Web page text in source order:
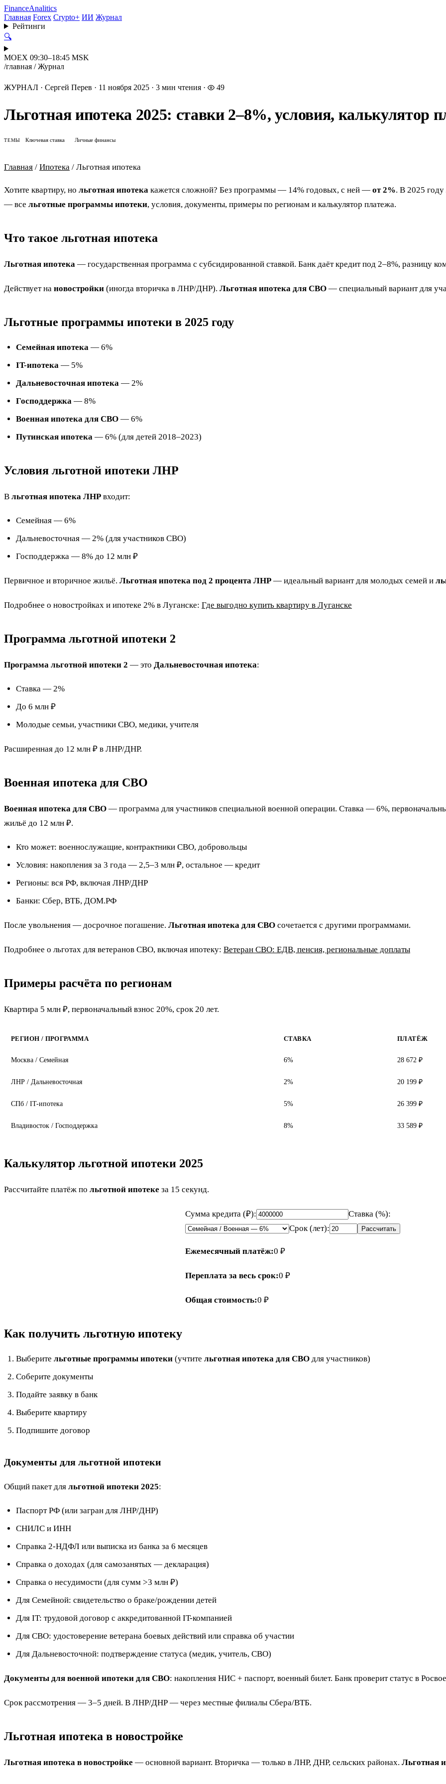
FinanceAnalitics
Главная Forex Crypto+ ИИ Журнал
Рейтинги
🔍
MOEX 09:30–18:45 MSK
/главная / Журнал
ЖУРНАЛ · Сергей Перев · 11 ноября 2025 · 3 мин чтения · 49
Льготная ипотека 2025: ставки 2–8%, условия, калькулятор
ТЕМЫ Ключевая ставка Личные финансы
Главная / Ипотека / Льготная ипотека
Хотите квартиру, но льготная ипотека кажется сложной? Без программы — 14% годовых, с ней — от 2%. В 2025 году
— все льготные программы ипотеки, условия, документы, примеры по регионам и калькулятор платежа.
Что такое льготная ипотека
Льготная ипотека — государственная программа с субсидированной ставкой. Банк даёт кредит под 2–8%, разницу
Действует на новостройки (иногда вторичка в ЛНР/ДНР). Льготная ипотека для СВО — специальный вариант для
Льготные программы ипотеки в 2025 году
Семейная ипотека — 6%
IT-ипотека — 5%
Дальневосточная ипотека — 2%
Господдержка — 8%
Военная ипотека для СВО — 6%
Путинская ипотека — 6% (для детей 2018–2023)
Условия льготной ипотеки ЛНР
В льготная ипотека ЛНР входит:
Семейная — 6%
Дальневосточная — 2% (для участников СВО)
Господдержка — 8% до 12 млн ₽
Первичное и вторичное жильё. Льготная ипотека под 2 процента ЛНР — идеальный вариант для молодых семей и
Подробнее о новостройках и ипотеке 2% в Луганске: Где выгодно купить квартиру в Луганске
Программа льготной ипотеки 2
Программа льготной ипотеки 2 — это Дальневосточная ипотека:
Ставка — 2%
До 6 млн ₽
Молодые семьи, участники СВО, медики, учителя
Расширенная до 12 млн ₽ в ЛНР/ДНР.
Военная ипотека для СВО
Военная ипотека для СВО — программа для участников специальной военной операции. Ставка — 6%,
жильё до 12 млн ₽.
Кто может: военнослужащие, контрактники СВО, добровольцы
Условия: накопления за 3 года — 2,5–3 млн ₽, остальное — кредит
Регионы: вся РФ, включая ЛНР/ДНР
Банки: Сбер, ВТБ, ДОМ.РФ
После увольнения — досрочное погашение. Льготная ипотека для СВО сочетается с другими программами.
Подробнее о льготах для ветеранов СВО, включая ипотеку: Ветеран СВО: ЕДВ, пенсия, региональные доплаты
Примеры расчёта по регионам
Квартира 5 млн ₽, первоначальный взнос 20%, срок 20 лет.
РЕГИОН / ПРОГРАММА СТАВКА ПЛАТЁЖ
Москва / Семейная 6% 28 672 ₽
ЛНР / Дальневосточная 2% 20 199 ₽
СПб / IT-ипотека 5% 26 399 ₽
Владивосток / Господдержка 8% 33 589 ₽
Калькулятор льготной ипотеки 2025
Рассчитайте платёж по льготной ипотеке за 15 секунд.
Сумма кредита (₽):
Ставка (%):
Срок (лет):
Рассчитать
Ежемесячный платёж:0 ₽
Переплата за весь срок:0 ₽
Общая стоимость:0 ₽
Как получить льготную ипотеку
Выберите льготные программы ипотеки (учтите льготная ипотека для СВО для участников)
Соберите документы
Подайте заявку в банк
Выберите квартиру
Подпишите договор
Документы для льготной ипотеки
Общий пакет для льготной ипотеки 2025:
Паспорт РФ (или загран для ЛНР/ДНР)
СНИЛС и ИНН
Справка 2-НДФЛ или выписка из банка за 6 месяцев
Справка о доходах (для самозанятых — декларация)
Справка о несудимости (для сумм >3 млн ₽)
Для Семейной: свидетельство о браке/рождении детей
Для IT: трудовой договор с аккредитованной IT-компанией
Для СВО: удостоверение ветерана боевых действий или справка об участии
Для Дальневосточной: подтверждение статуса (медик, учитель, СВО)
Документы для военной ипотеки для СВО: накопления НИС + паспорт, военный билет. Банк проверит статус в
Срок рассмотрения — 3–5 дней. В ЛНР/ДНР — через местные филиалы Сбера/ВТБ.
Льготная ипотека в новостройке
Льготная ипотека в новостройке — основной вариант. Вторичка — только в ЛНР, ДНР, сельских районах. Льготная